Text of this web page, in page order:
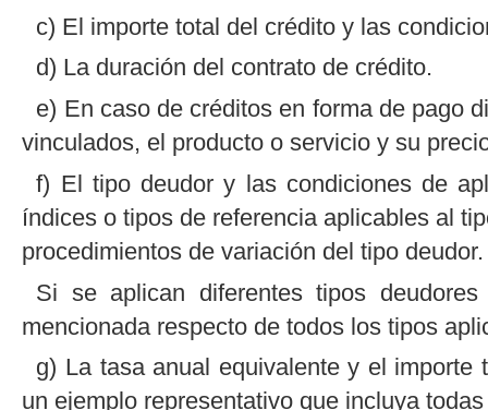
c) El importe total del crédito y las
d) La duración del contrato de crédito.
e) En caso de créditos en forma de pago
vinculados, el producto o servicio y su
f) El tipo deudor y las condiciones de
índices o tipos de referencia aplicables al
procedimientos de variación del tipo deudor.
Si se aplican diferentes tipos
mencionada respecto de todos los tipos
g) La tasa anual equivalente y el importe
un ejemplo representativo que incluya